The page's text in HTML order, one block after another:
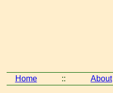
Home :: About